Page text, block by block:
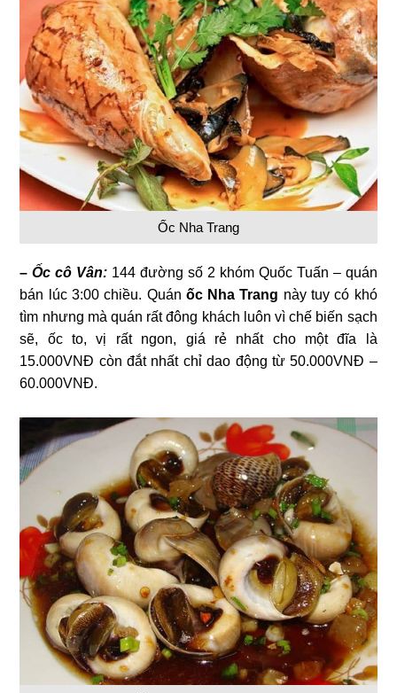
Ốc Nha Trang
– Ốc cô Vân: 144 đường số 2 khóm Quốc Tuấn – quán
bán lúc 3:00 chiều. Quán ốc Nha Trang này tuy có khó
tìm nhưng mà quán rất đông khách luôn vì chế biến sạch
sẽ, ốc to, vị rất ngon, giá rẻ nhất cho một đĩa là
15.000VNĐ còn đắt nhất chỉ dao động từ 50.000VNĐ –
60.000VNĐ.